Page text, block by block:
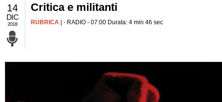
14
DIC
2018
Critica e militanti
RUBRICA | - RADIO - 07:00 Durata: 4 min 46 sec